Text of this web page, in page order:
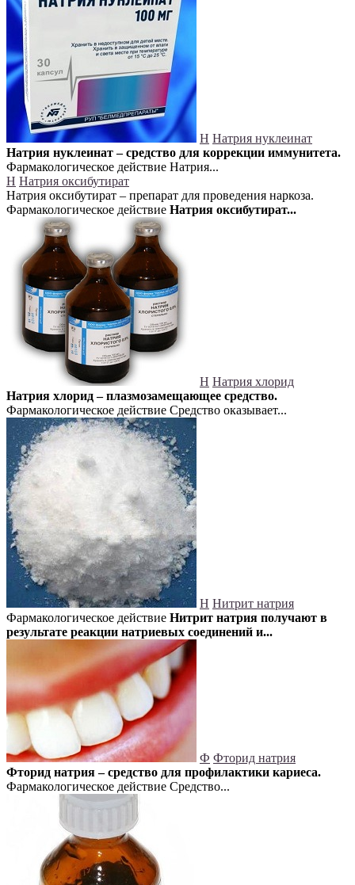
Н Натрия нуклеинат
Натрия нуклеинат – средство для коррекции иммунитета.
Фармакологическое действие Натрия...
Н Натрия оксибутират
Натрия оксибутират – препарат для проведения наркоза.
Фармакологическое действие Натрия оксибутират...
Н Натрия хлорид
Натрия хлорид – плазмозамещающее средство.
Фармакологическое действие Средство оказывает...
Н Нитрит натрия
Фармакологическое действие Нитрит натрия получают в
результате реакции натриевых соединений и...
Ф Фторид натрия
Фторид натрия – средство для профилактики кариеса.
Фармакологическое действие Средство...